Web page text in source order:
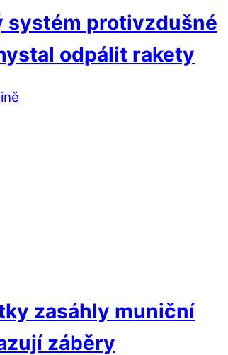
systém protivzdušné
odpálit rakety
zasáhly muniční
záběry